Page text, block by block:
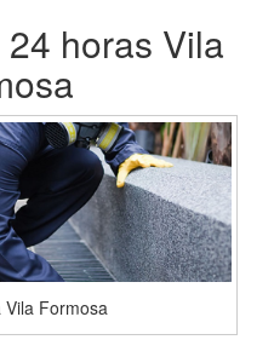
horas Vila
Vila Formosa